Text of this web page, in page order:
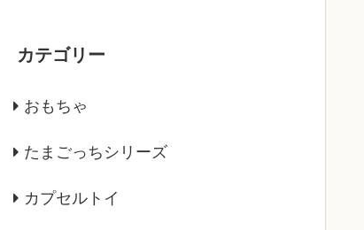
カテゴリー
おもちゃ
たまごっちシリーズ
カプセルトイ